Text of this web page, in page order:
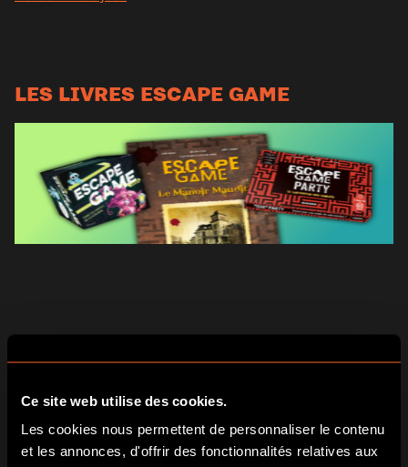
Ce site web utilise des cookies.
Les cookies nous permettent de personnaliser le contenu
et les annonces, d'offrir des fonctionnalités relatives aux
LES LIVRES ESCAPE GAME
moyen de s’évader. Et si on s’évadait vraiment avec un
Vous allez pouvoir découvrir différents univers et résoudre